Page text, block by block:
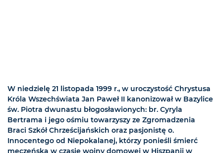
W niedzielę 21 listopada 1999 r., w uroczystość Chrystusa
Króla Wszechświata Jan Paweł II kanonizował w Bazylice
św. Piotra dwunastu błogosławionych: br. Cyryla
Bertrama i jego ośmiu towarzyszy ze Zgromadzenia
Braci Szkół Chrześcijańskich oraz pasjonistę o.
Innocentego od Niepokalanej, którzy ponieśli śmierć
męczeńską w czasie wojny domowej w Hiszpanii w